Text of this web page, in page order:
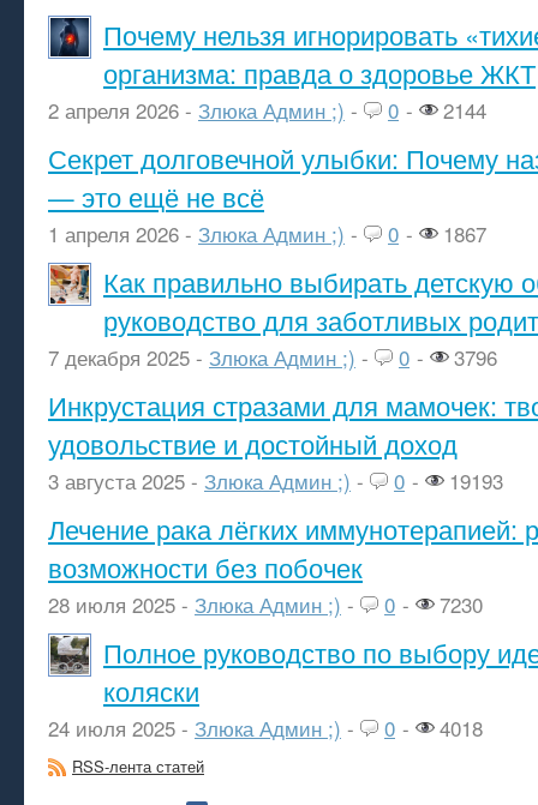
Почему нельзя игнорировать
организма: правда о здоровье ЖКТ
2 апреля 2026 - Злюка Админ ;) - 0 - 2144
Секрет долговечной улыбки: Почему
— это ещё не всё
1 апреля 2026 - Злюка Админ ;) - 0 - 1867
Как правильно выбирать детскую
руководство для заботливых
7 декабря 2025 - Злюка Админ ;) - 0 - 3796
Инкрустация стразами для мамочек:
удовольствие и достойный доход
3 августа 2025 - Злюка Админ ;) - 0 - 19193
Лечение рака лёгких иммунотерапией:
возможности без побочек
28 июля 2025 - Злюка Админ ;) - 0 - 7230
Полное руководство по выбору
коляски
24 июля 2025 - Злюка Админ ;) - 0 - 4018
RSS-лента статей